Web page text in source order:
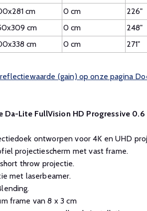
cm 0 cm
226"
cm 0 cm
248"
cm 0 cm 271"
(gain) op onze pagina
Da-Lite FullVision HD Progressive 0.6
ontworpen voor 4K en UHD
projectiescherm met vast frame.
throw projectie.
met laserbeamer.
frame van 8 x 3 cm